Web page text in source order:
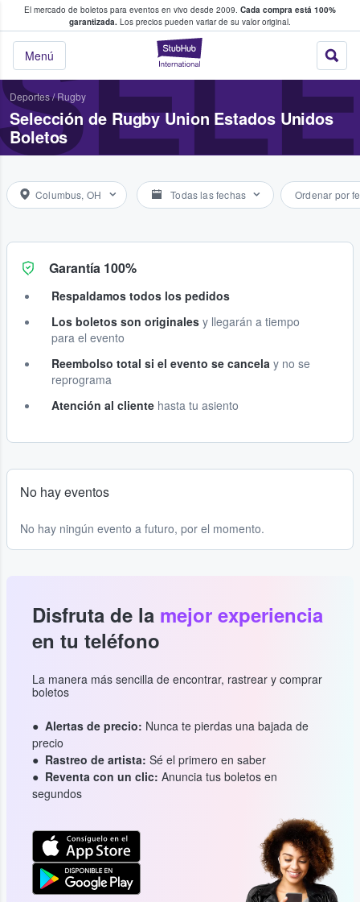
El mercado de boletos para eventos en vivo desde 2009. Cada compra está 100%
garantizada. Los precios pueden variar de su valor original.
StubHub: donde
Menú
fans compran y venden boletos
Deportes/Rugby
Selección de Rugby Union Estados Unidos
Boletos
Columbus, OH Todas las fechas Ordenar por
Garantía 100%
Respaldamos todos los pedidos
Los boletos son originales y llegarán a tiempo
para el evento
Reembolso total si el evento se cancela y no se
reprograma
Atención al cliente hasta tu asiento
No hay eventos
No hay ningún evento a futuro, por el momento.
Disfruta de la mejor experiencia
en tu teléfono
La manera más sencilla de encontrar, rastrear y comprar
boletos
Alertas de precio: Nunca te pierdas una bajada de
precio
Rastreo de artista: Sé el primero en saber
Reventa con un clic: Anuncia tus boletos en
segundos